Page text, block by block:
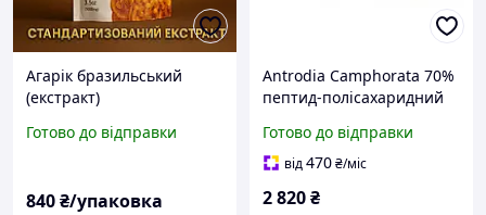
Агарік бразильський
(екстракт)
Готово до відправки
840₴/упаковка
Antrodia Camphorata 70%
пептид-полісахаридний
Антродія
Готово до відправки
від470₴/міс
2 820₴